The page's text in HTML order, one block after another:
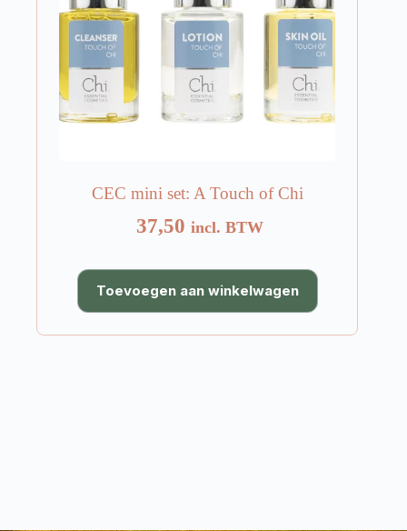
CEC mini set: A Touch of Chi
37,50 incl. BTW
Toevoegen aan winkelwagen